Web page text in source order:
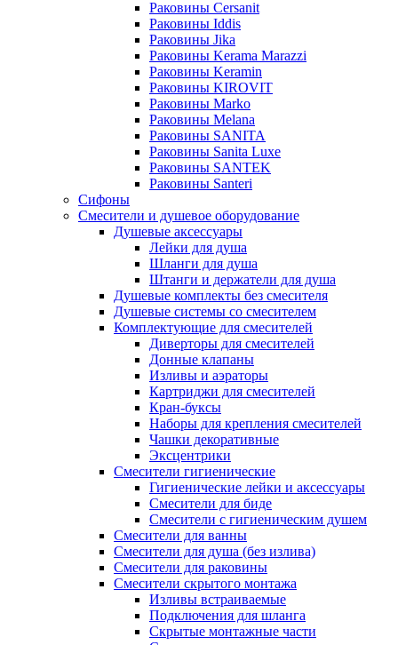
Раковины Cersanit
Раковины Iddis
Раковины Jika
Раковины Kerama Marazzi
Раковины Keramin
Раковины KIROVIT
Раковины Marko
Раковины Melana
Раковины SANITA
Раковины Sanita Luxe
Раковины SANTEK
Раковины Santeri
Сифоны
Смесители и душевое оборудование
Душевые аксессуары
Лейки для душа
Шланги для душа
Штанги и держатели для душа
Душевые комплекты без смесителя
Душевые системы со смесителем
Комплектующие для смесителей
Диверторы для смесителей
Донные клапаны
Изливы и аэраторы
Картриджи для смесителей
Кран-буксы
Наборы для крепления смесителей
Чашки декоративные
Эксцентрики
Смесители гигиенические
Гигиенические лейки и аксессуары
Смесители для биде
Смесители с гигиеническим душем
Смесители для ванны
Смесители для душа (без излива)
Смесители для раковины
Смесители скрытого монтажа
Изливы встраиваемые
Подключения для шланга
Скрытые монтажные части